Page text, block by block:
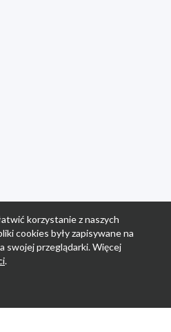
korzystanie z naszych
cookies były zapisywane na
swojej przeglądarki. Więcej
.